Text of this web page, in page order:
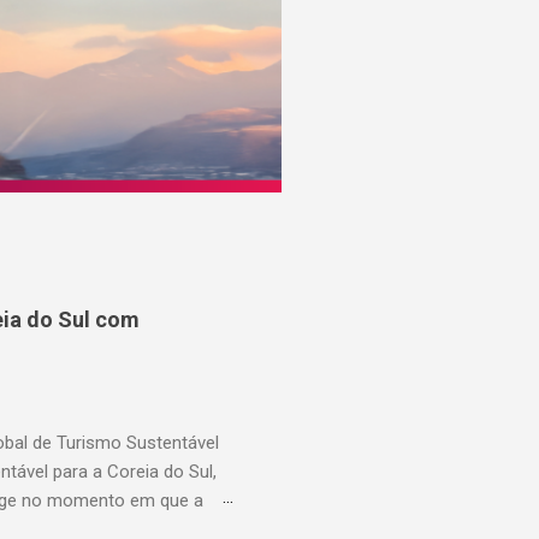
do Sul com
de Turismo Sustentável
para a Coreia do Sul,
no momento em que a